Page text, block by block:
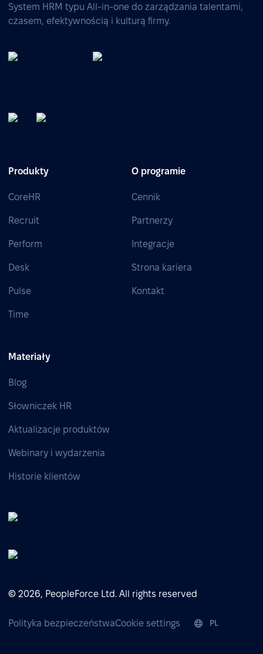
System HRM typu All-in-one do zarządzania talentami,
czasem, efektywnością i kulturą firmy.
Produkty
CoreHR
Recruit
Perform
Desk
Pulse
Time
O programie
Cennik
Partnerzy
Integracje
Strona kariera
Kontakt
Materiały
Blog
Słowniczek HR
Aktualizacje produktów
Webinary i wydarzenia
Historie klientów
© 2026, PeopleForce Ltd. All rights reserved
Polityka bezpieczeństwaCookie settings PL